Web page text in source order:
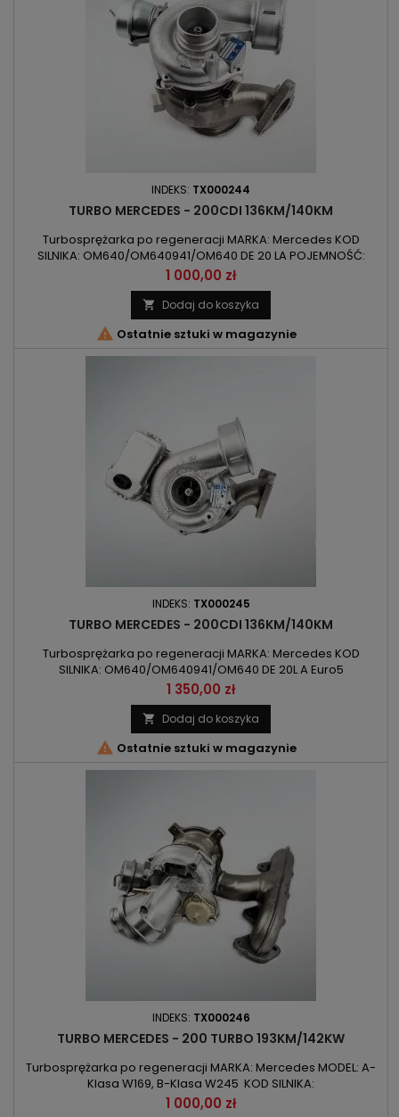
INDEKS: TX000244
TURBO MERCEDES - 200CDI 136KM/140KM
Turbosprężarka po regeneracji MARKA: Mercedes KOD
SILNIKA: OM640/OM640941/OM640 DE 20 LA POJEMNOŚĆ:
1991ccm 2.0CDI MOC: 100kW/136KM / 103kW/140KM ROK
PRODUKCJI: Od 2004r
Cena
1 000,00 zł
 Dodaj do koszyka
 Ostatnie sztuki w magazynie
INDEKS: TX000245
TURBO MERCEDES - 200CDI 136KM/140KM
Turbosprężarka po regeneracji MARKA: Mercedes KOD
SILNIKA: OM640/OM640941/OM640 DE 20L A Euro5
POJEMNOŚĆ: 1991ccm 2.0CDI MOC: 100kW/136KM /
103kW/140KM ROK PRODUKCJI: Od 2004r
Cena
1 350,00 zł
 Dodaj do koszyka
 Ostatnie sztuki w magazynie
INDEKS: TX000246
TURBO MERCEDES - 200 TURBO 193KM/142KW
Turbosprężarka po regeneracji MARKA: Mercedes MODEL: A-
Klasa W169, B-Klasa W245 KOD SILNIKA:
M266/M266E20LA/M266980 POJEMNOŚĆ: 2034ccm 2.0TURBO
Cena
1 000,00 zł